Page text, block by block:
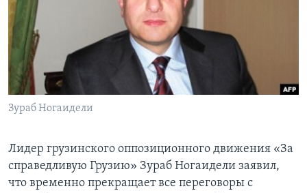
Learning English
СОЦИАЛЬНЫЕ СЕТИ
Зураб Ногаидели
Лидер грузинского оппозиционного движения «За
справедливую Грузию» Зураб Ногаидели заявил,
что временно прекращает все переговоры с